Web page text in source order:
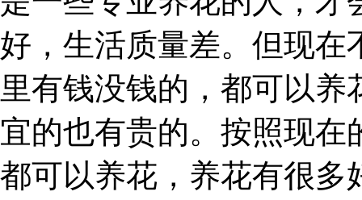
好，生活质量差。但现在
里有钱没钱的，都可以
宜的也有贵的。按照现
都可以养花，养花有很多